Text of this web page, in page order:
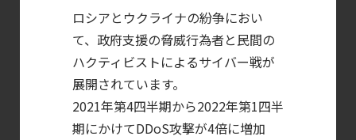
によるセキュリティの新常識
【ブログ】
セキュリティ運用の効率化を実現するSysdig
Agent
Local機能の実装ガイド
【ブログ】CISO
ロシアとウクライナの紛争におい
て、政府支援の脅威行為者と民間の
ハクティビストによるサイバー戦が
展開されています。
2021年第4四半期から2022年第1四半
期にかけてDDoS攻撃が4倍に増加